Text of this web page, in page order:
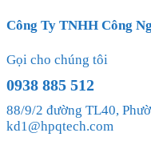
Công Ty TNHH Công
Gọi cho chúng tôi
0938 885 512
88/9/2 đường TL40,
kd1@hpqtech.com